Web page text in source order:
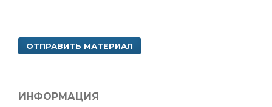
ОТПРАВИТЬ МАТЕРИАЛ
ИНФОРМАЦИЯ